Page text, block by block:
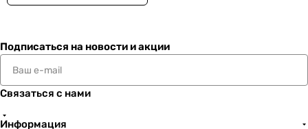
Подписаться на новости и акции
Связаться с нами
Информация